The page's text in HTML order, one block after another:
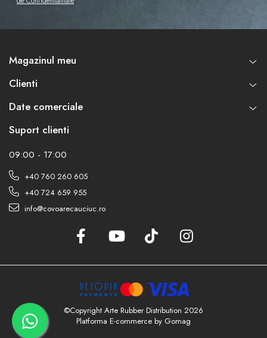
Magazinul meu
Clienti
Date comerciale
Suport clienti
09:00 - 17:00
+40 760 260 605
+40 724 659 955
info@covoarecauciuc.ro
©Copyright Arte Rubber Distribution 2026
Platforma E-commerce by Gomag